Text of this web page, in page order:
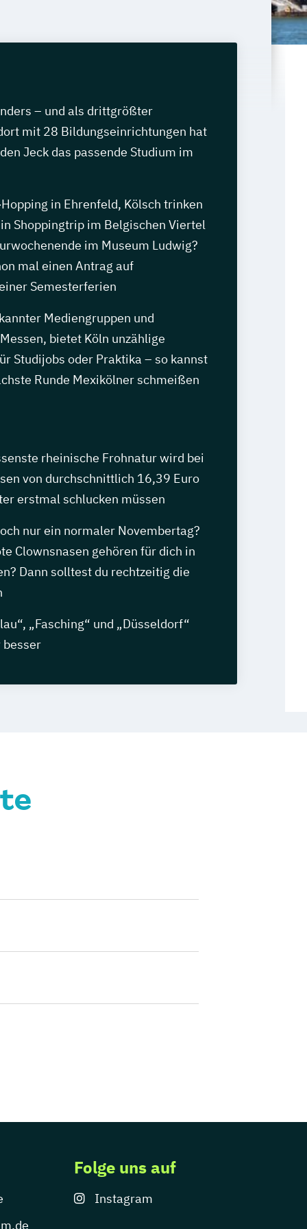
– und als drittgrößter
mit 28 Bildungseinrichtungen hat
Jeck das passende Studium im
in Ehrenfeld, Kölsch trinken
Shoppingtrip im Belgischen Viertel
im Museum Ludwig?
mal einen Antrag auf
Semesterferien
Mediengruppen und
bietet Köln unzählige
Studijobs oder Praktika – so kannst
Runde Mexikölner schmeißen
rheinische Frohnatur wird bei
von durchschnittlich 16,39 Euro
erstmal schlucken müssen
nur ein normaler Novembertag?
Clownsnasen gehören für dich in
Dann solltest du rechtzeitig die
„Fasching“ und „Düsseldorf“
besser
Folge uns auf
Instagram